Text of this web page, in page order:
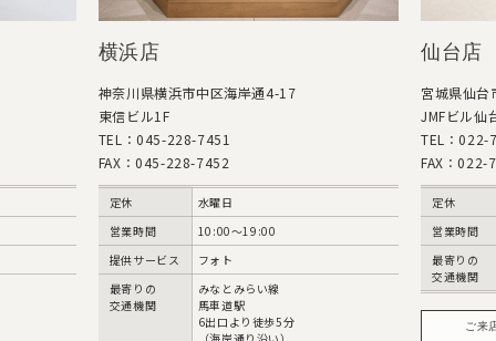
横浜店
神奈川県横浜市中区海岸通4-17
東信ビル1F
TEL：045-228-7451
FAX：045-228-7452
定休
水曜日
営業時間
10:00〜19:00
提供サービス
フォト
最寄りの
交通機関
みなとみらい線
馬車道駅
6出口より徒歩5分
仙台店
宮城県仙
JMFビル仙
TEL：022-
FAX：022-
定休
営業時間
最寄りの
交通機関
ご来